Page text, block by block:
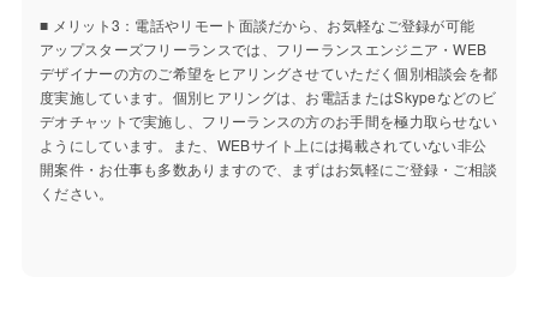
■ メリット3：電話やリモート面談だから、お気軽なご登録が可能
アップスターズフリーランスでは、フリーランスエンジニア・WEB
デザイナーの方のご希望をヒアリングさせていただく個別相談会を都
度実施しています。個別ヒアリングは、お電話またはSkypeなどのビ
デオチャットで実施し、フリーランスの方のお手間を極力取らせない
ようにしています。また、WEBサイト上には掲載されていない非公
開案件・お仕事も多数ありますので、まずはお気軽にご登録・ご相談
ください。